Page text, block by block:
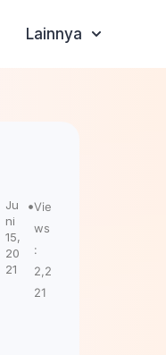
Lainnya
Ju
ni
15,
20
21
Vie
ws
:
2,2
21